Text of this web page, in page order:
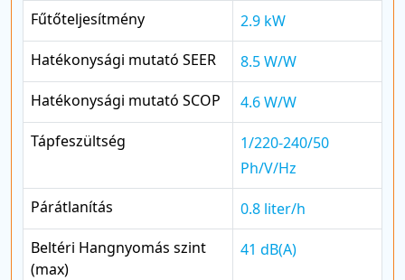
Fűtőteljesítmény
2.9 kW
Hatékonysági mutató SEER
8.5 W/W
Hatékonysági mutató SCOP
4.6 W/W
Tápfeszültség
1/220-240/50
Ph/V/Hz
Párátlanítás
0.8 liter/h
Beltéri Hangnyomás szint
(max)
41 dB(A)